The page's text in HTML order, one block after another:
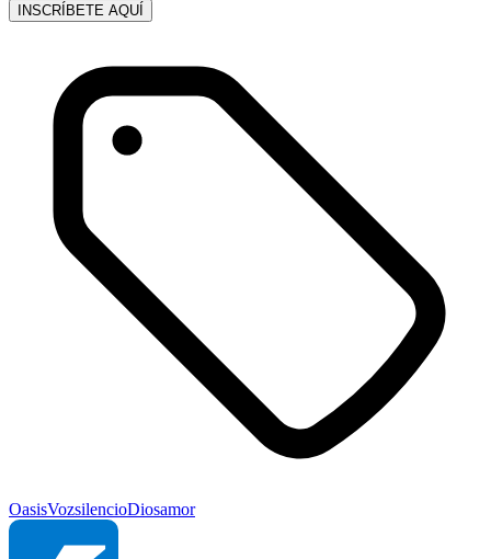
INSCRÍBETE AQUÍ
OasisVozsilencioDiosamor